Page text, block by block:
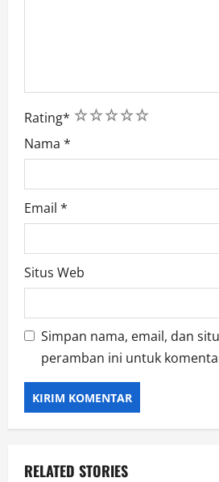
Rating* 5
4
3
2
1
Nama *
Email *
Situs Web
Simpan nama, email, dan
peramban ini untuk
RELATED STORIES